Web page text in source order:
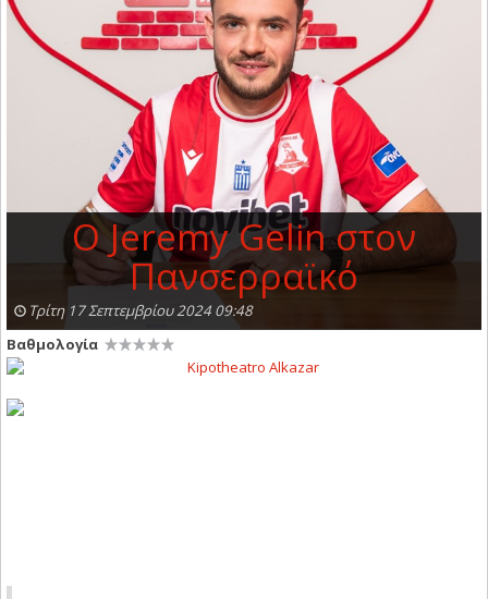
Ο Jeremy Gelin στον
Πανσερραϊκό
Τρίτη 17 Σεπτεμβρίου 2024 09:48
Βαθμολογία